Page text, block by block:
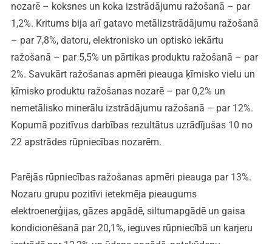
nozarē – koksnes un koka izstrādājumu ražošanā – par
1,2%. Kritums bija arī gatavo metālizstrādājumu ražošanā
– par 7,8%, datoru, elektronisko un optisko iekārtu
ražošanā – par 5,5% un pārtikas produktu ražošanā – par
2%. Savukārt ražošanas apmēri pieauga ķīmisko vielu un
ķīmisko produktu ražošanas nozarē – par 0,2% un
nemetālisko minerālu izstrādājumu ražošanā – par 12%.
Kopumā pozitīvus darbības rezultātus uzrādījušas 10 no
22 apstrādes rūpniecības nozarēm.
Parējās rūpniecības ražošanas apmēri pieauga par 13%.
Nozaru grupu pozitīvi ietekmēja pieaugums
elektroenerģijas, gāzes apgādē, siltumapgādē un gaisa
kondicionēšanā par 20,1%, ieguves rūpniecībā un karjeru